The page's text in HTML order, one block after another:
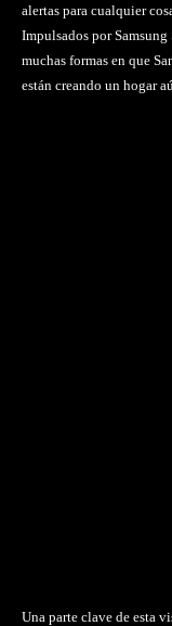
alertas para cualquier
Impulsados por Samsung
muchas formas en que
están creando un hogar
Una parte clave de esta